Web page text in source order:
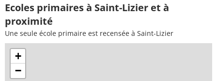
Ecoles primaires à Saint-Lizier et à
proximité
Une seule école primaire est recensée à Saint-Lizier
+
−